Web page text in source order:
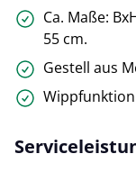
Ca. Maße:
55 cm.
Gestell aus